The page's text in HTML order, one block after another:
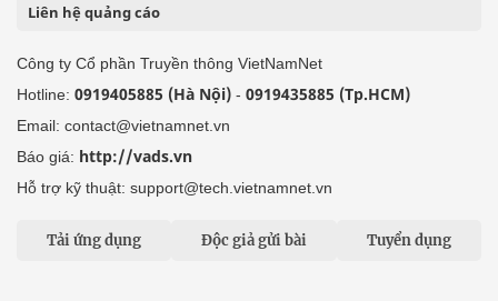
Liên hệ quảng cáo
Công ty Cổ phần Truyền thông VietNamNet
Hotline: 0919405885 (Hà Nội) - 0919435885 (Tp.HCM)
Email: contact@vietnamnet.vn
Báo giá: http://vads.vn
Hỗ trợ kỹ thuật: support@tech.vietnamnet.vn
Tải ứng dụng Độc giả gửi bài Tuyển dụng